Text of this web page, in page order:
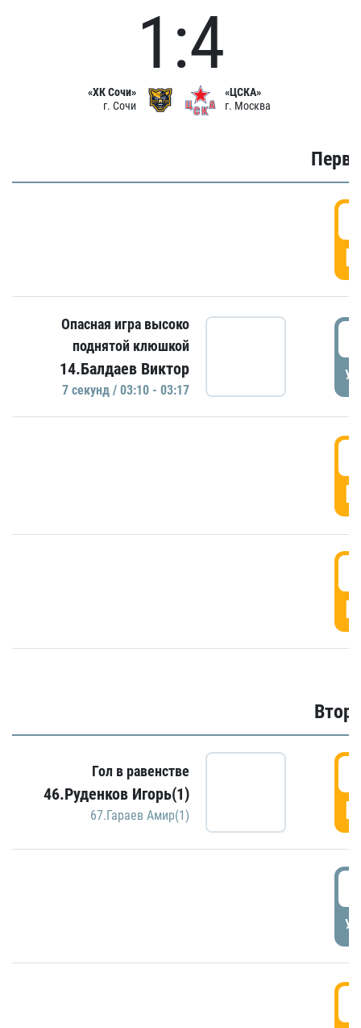
«ХК Сочи»
г. Сочи
1:4
«ЦСКА»
г. Москва
Опасная игра высоко
поднятой клюшкой
14.Балдаев Виктор
7 секунд / 03:10 - 03:17
Гол в равенстве
46.Руденков Игорь(1)
67.Гараев Амир(1)